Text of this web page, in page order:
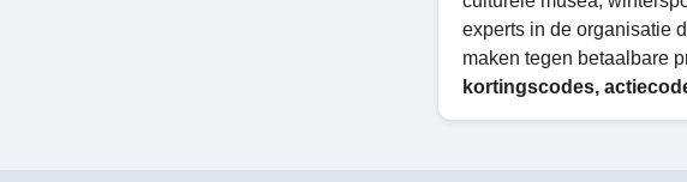
experts in de organisatie
maken tegen betaalbare
kortingscodes,